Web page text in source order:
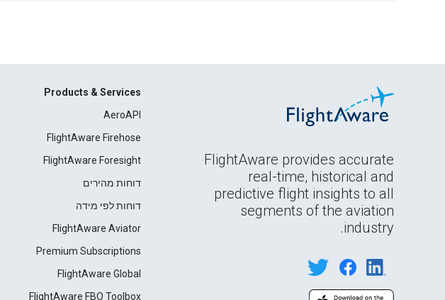
FlightAware provides accurate
real-time, historical and
predictive flight insights to all
segments of the aviation
industry.
Products & Services
AeroAPI
FlightAware Firehose
FlightAware Foresight
דוחות מהירים
דוחות לפי מידה
FlightAware Aviator
Premium Subscriptions
FlightAware Global
FlightAware FBO Toolbox